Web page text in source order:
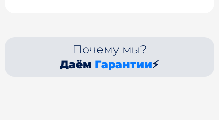
Почему мы?
Даём Гарантии⚡